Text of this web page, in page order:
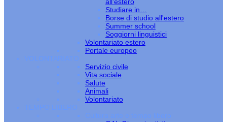
Studiare in…
Borse di studio all'estero
Summer school
Soggiorni linguistici
Volontariato estero
Portale europeo
VOLONTARIATO
Servizio civile
Vita sociale
Salute
Animali
Volontariato
TEMPO LIBERO
Cultura arte e tempo libero